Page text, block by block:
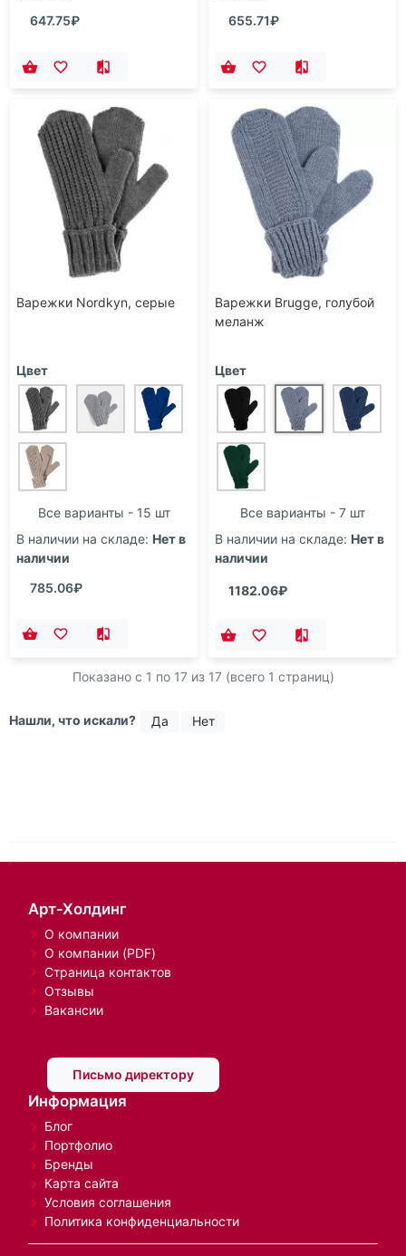
647.75₽
655.71₽
Варежки Nordkyn, серые
Цвет
Все варианты - 15 шт
В наличии на складе: Нет в
наличии
785.06₽
Варежки Brugge, голубой
меланж
Цвет
Все варианты - 7 шт
В наличии на складе: Нет в
наличии
1182.06₽
Показано с 1 по 17из 17 (всего 1 страниц)
Нашли, что искали? Да Нет
Арт-Холдинг
О компании
О компании (PDF)
Страница контактов
Отзывы
Вакансии
Письмо директору
Информация
Блог
Портфолио
Бренды
Карта сайта
Условия соглашения
Политика конфиденциальности